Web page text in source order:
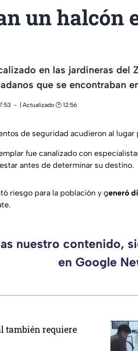
un halcón
en las jardineras del
que se encontraban
| Actualizado 🕑 12:56
de seguridad acudieron al lugar
fue canalizado con
antes de determinar su destino.
riesgo para la población y generó
nuestro contenido,
en Google
también requiere